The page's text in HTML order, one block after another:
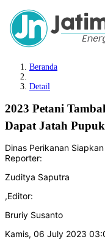
Beranda
Detail
2023 Petani
Dapat Jatah Pupuk
Dinas Perikanan
Reporter:
Zuditya Saputra
,Editor:
Bruriy Susanto
Kamis, 06 July 2023